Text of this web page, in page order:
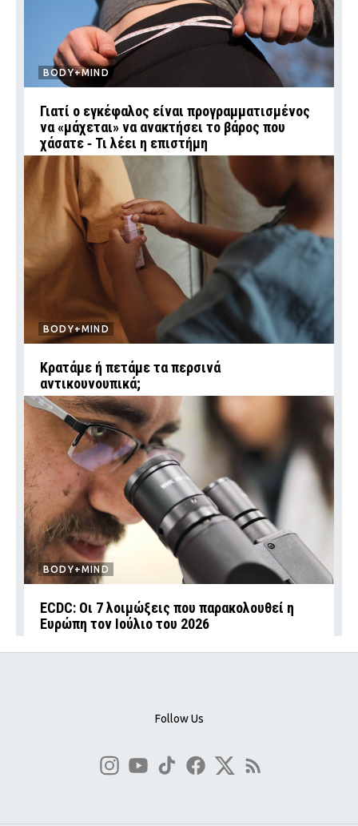
BODY+MIND
Γιατί ο εγκέφαλος είναι προγραμματισμένος
να «μάχεται» να ανακτήσει το βάρος που
χάσατε ‑ Τι λέει η επιστήμη
BODY+MIND
Κρατάμε ή πετάμε τα περσινά
αντικουνουπικά;
BODY+MIND
ECDC: Οι 7 λοιμώξεις που παρακολουθεί η
Ευρώπη τον Ιούλιο του 2026
Follow Us